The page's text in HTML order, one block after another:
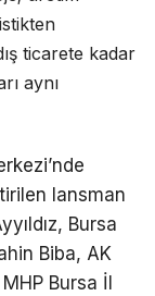
ticarete kadar
aynı
lansman
Bursa
Biba, AK
Bursa İl